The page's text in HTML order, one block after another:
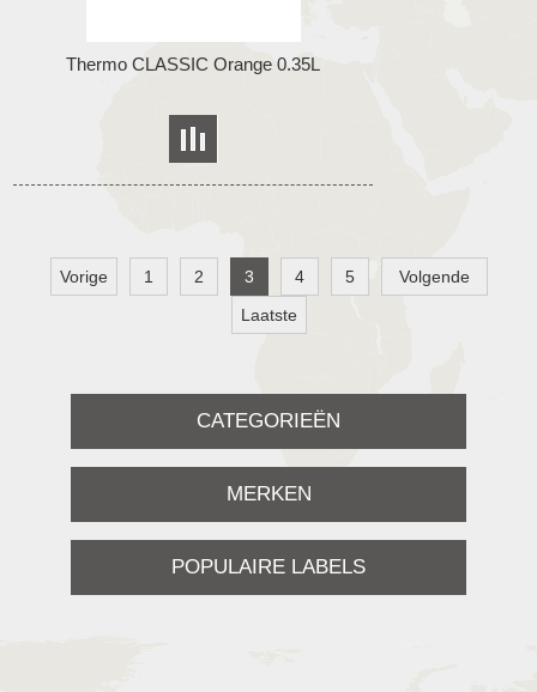
Thermo CLASSIC Orange 0.35L
Vorige 1 2 3 4 5
Volgende
Laatste
CATEGORIEËN
MERKEN
POPULAIRE LABELS